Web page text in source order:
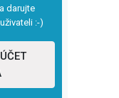
darujte
:-)